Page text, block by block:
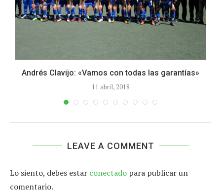
Andrés Clavijo: «Vamos con todas las garantías»
11 abril, 2018
LEAVE A COMMENT
Lo siento, debes estar conectado para publicar un
comentario.